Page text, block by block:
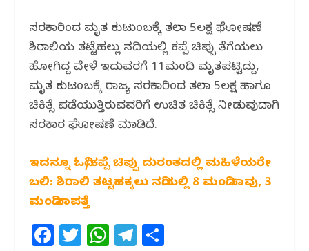
ಸರಕಾರಿಂದ ಮೃತ ಕುಟುಂಬಕ್ಕೆ ತಲಾ 5ಲಕ್ಷ ಘೋಷಣೆ
ಶಿರಾಲಿಯ ತಟ್ಟೆಹಲ್ಲು ನದಿಯಲ್ಲಿ ಕಪ್ಪೆ ಚಿಪ್ಪು ತೆಗೆಯಲು
ಹೋಗಿದ್ದ ವೇಳೆ ಇದುವರಗೆ 11ಮಂದಿ ಮೃತಪಟ್ಟಿದ್ದು,
ಮೃತ ಕುಟಂಬಕ್ಕೆ ರಾಜ್ಯ ಸರಕಾರಿಂದ ತಲಾ 5ಲಕ್ಷ ಹಾಗೂ
ಚಿಕಿತ್ಸೆ ಪಡೆಯುತ್ತಿರುವವರಿಗೆ ಉಚಿತ ಚಿಕಿತ್ಸೆ ನೀಡುವುದಾಗಿ
ಸರಕಾರ ಘೋಷಣೆ ಮಾಡಿದೆ.
ಇದನ್ನೂ ಓದಿ/ಕಪ್ಪೆ ಚಿಪ್ಪು ದುರಂತದಲ್ಲಿ ಮಹಿಳೆಯರೇ
ಬಲಿ: ಶಿರಾಲಿ ತಟ್ಟಹಕ್ಕಲು ನದಿಯಲ್ಲಿ 8 ಮಂದಿ ಸಾವು, 3
ಮಂದಿ ನಾಪತ್ತೆ
F T W T